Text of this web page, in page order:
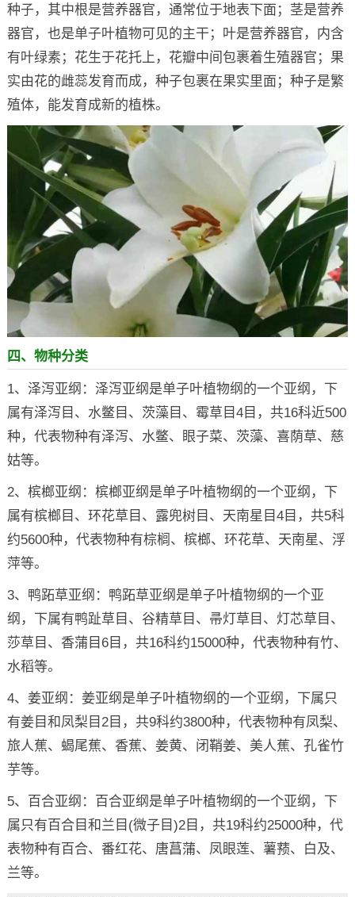
种子，其中根是营养器官，通常位于地表下面；茎是营养
器官，也是单子叶植物可见的主干；叶是营养器官，内含
有叶绿素；花生于花托上，花瓣中间包裹着生殖器官；果
实由花的雌蕊发育而成，种子包裹在果实里面；种子是繁
殖体，能发育成新的植株。
四、物种分类
1、泽泻亚纲：泽泻亚纲是单子叶植物纲的一个亚纲，下
属有泽泻目、水鳖目、茨藻目、霉草目4目，共16科近500
种，代表物种有泽泻、水鳖、眼子菜、茨藻、喜荫草、慈
姑等。
2、槟榔亚纲：槟榔亚纲是单子叶植物纲的一个亚纲，下
属有槟榔目、环花草目、露兜树目、天南星目4目，共5科
约5600种，代表物种有棕榈、槟榔、环花草、天南星、浮
萍等。
3、鸭跖草亚纲：鸭跖草亚纲是单子叶植物纲的一个亚
纲，下属有鸭趾草目、谷精草目、帚灯草目、灯芯草目、
莎草目、香蒲目6目，共16科约15000种，代表物种有竹、
水稻等。
4、姜亚纲：姜亚纲是单子叶植物纲的一个亚纲，下属只
有姜目和凤梨目2目，共9科约3800种，代表物种有凤梨、
旅人蕉、蝎尾蕉、香蕉、姜黄、闭鞘姜、美人蕉、孔雀竹
芋等。
5、百合亚纲：百合亚纲是单子叶植物纲的一个亚纲，下
属只有百合目和兰目(微子目)2目，共19科约25000种，代
表物种有百合、番红花、唐菖蒲、凤眼莲、薯蓣、白及、
兰等。